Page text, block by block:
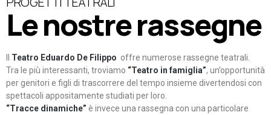
Le nostre rassegne
Teatro Eduardo De Filippo offre numerose rassegne teatrali.
Tra le più interessanti, troviamo “Teatro in famiglia”, un’opportunità
per genitori e figli di trascorrere del tempo insieme divertendosi con
spettacoli appositamente studiati per loro.
“Tracce dinamiche” è invece una rassegna con una particolare